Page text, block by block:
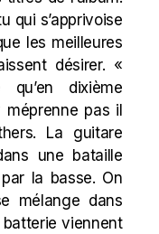
qui s’apprivoise
les meilleures
désirer. «
qu’en dixième
méprenne pas il
La guitare
une bataille
la basse. On
mélange dans
batterie viennent